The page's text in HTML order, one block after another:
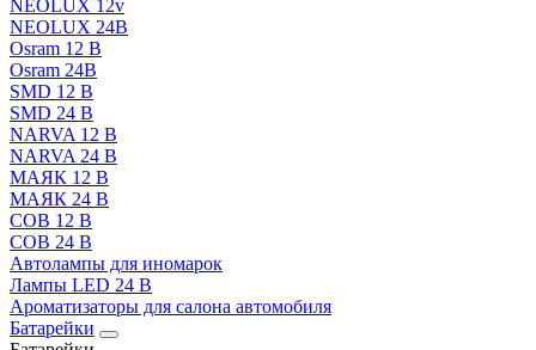
NEOLUX 12v
NEOLUX 24В
Osram 12 В
Osram 24В
SMD 12 В
SMD 24 В
NARVA 12 В
NARVA 24 В
МАЯК 12 В
МАЯК 24 В
COB 12 В
COB 24 В
Автолампы для иномарок
Лампы LED 24 B
Ароматизаторы для салона автомобиля
Батарейки